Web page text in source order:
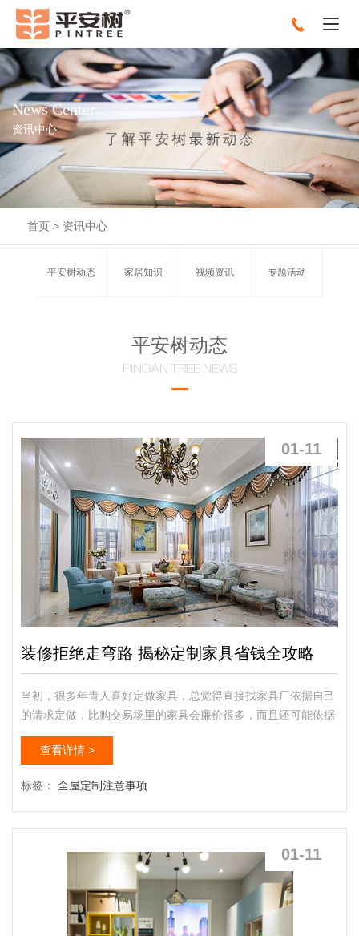
News Center
资讯中心
首页 > 资讯中心
平安树动态 家居知识 视频资讯 专题活动
平安树动态
PINGAN TREE NEWS
01-11
装修拒绝走弯路 揭秘定制家具省钱全攻略
当初，很多年青人喜好定做家具，总觉得直接找家具厂依据自己
的请求定做，比购交易场里的家具会廉价很多，而且还可能依据
自己的喜好、生活习惯量身打造，真正实现个性化的家居理念。
全屋定制那个品牌好指的是房间里的每一套家具都是独立制作，
个人品味设计的独特魅力。然而，定做家具并非设想中那么简
单，还是听听小编的看法吧。 ①公道省钱做得越多越划算从
省钱角度讲...
查看详情 >
标签： 全屋定制注意事项
01-11